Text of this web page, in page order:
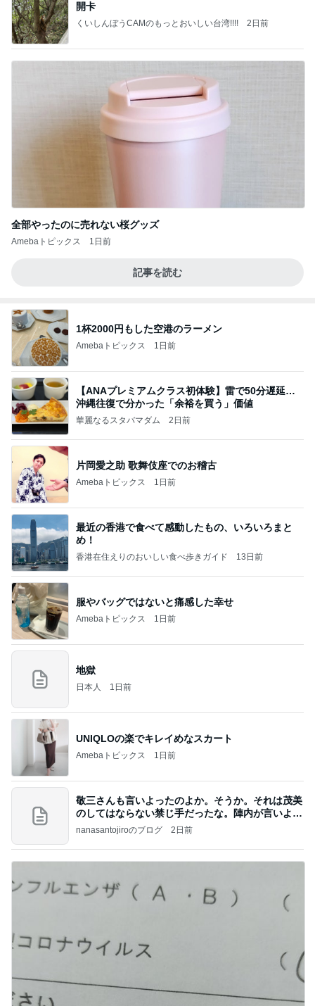
開卡
くいしんぼうCAMのもっとおいしい台湾!!!! 2日前
全部やったのに売れない桜グッズ
Amebaトピックス 1日前
記事を読む
1杯2000円もした空港のラーメン
Amebaトピックス 1日前
【ANAプレミアムクラス初体験】雷で50分遅延…
沖縄往復で分かった「余裕を買う」価値
華麗なるスタバマダム 2日前
片岡愛之助 歌舞伎座でのお稽古
Amebaトピックス 1日前
最近の香港で食べて感動したもの、いろいろまと
め！
香港在住えりのおいしい食べ歩きガイド 13日前
服やバッグではないと痛感した幸せ
Amebaトピックス 1日前
地獄
日本人 1日前
UNIQLOの楽でキレイめなスカート
Amebaトピックス 1日前
敬三さんも言いよったのよか。そうか。それは茂美
のしてはならない禁じ手だったな。陣内が言いよる
のよ
nanasantojiroのブログ 2日前